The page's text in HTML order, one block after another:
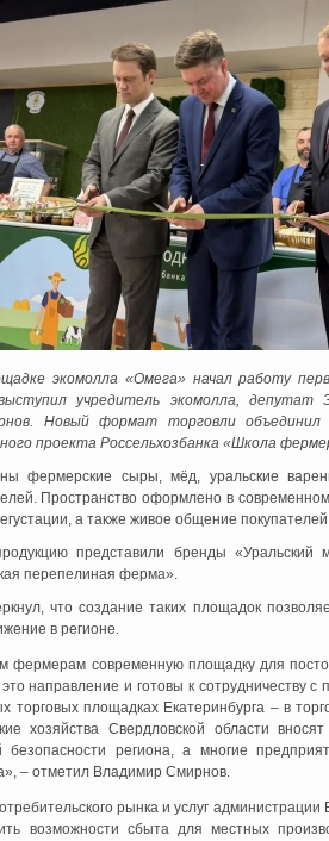
экомолла «Омега» начал работу
учредитель экомолла, депутат
Новый формат торговли объединил
проекта Россельхозбанка «Школа
фермерские сыры, мёд, уральские
Пространство оформлено в
а также живое общение
представили бренды «Уральский
перепелиная ферма».
что создание таких площадок
в регионе.
фермерам современную площадку для
направление и готовы к сотрудничеству
торговых площадках Екатеринбурга –в
хозяйства Свердловской области
безопасности региона, а многие
– отметил Владимир Смирнов.
рынка и услуг
возможности сбыта для местных